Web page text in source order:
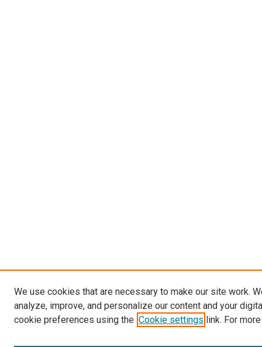
We use cookies that are necessary to make our site work.
analyze, improve, and personalize our content and your
cookie preferences using the Cookie settings link. For